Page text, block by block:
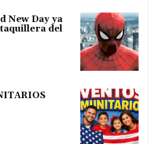
New Day ya
del